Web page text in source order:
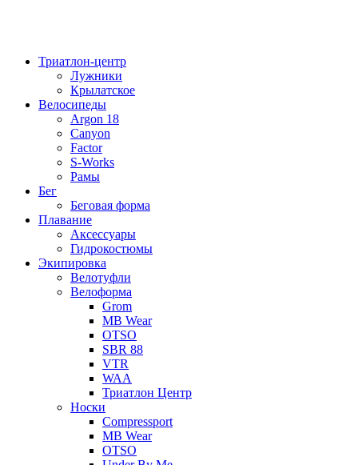
Триатлон-центр
Лужники
Крылатское
Велосипеды
Argon 18
Canyon
Factor
S-Works
Рамы
Бег
Беговая форма
Плавание
Аксессуары
Гидрокостюмы
Экипировка
Велотуфли
Велоформа
Grom
MB Wear
OTSO
SBR 88
VTR
WAA
Триатлон Центр
Носки
Compressport
MB Wear
OTSO